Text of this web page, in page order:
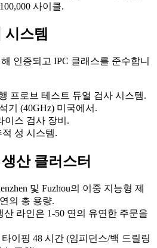
사이클.
시스템
인증되고 IPC 클래스를 준수합니
프로브 테스트 듀얼 검사 시스템.
기 (40GHz) 미국에서.
이스 검사 장비.
성 시스템.
산 클러스터
및 Fuzhou의 이중 지능형 제
의 총 용량.
산 라인은 1-50 연의 유연한 주문을
이핑 48 시간 (임피던스/백 드릴링